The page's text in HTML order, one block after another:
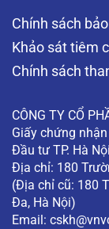
Chính sách
Khảo sát tiêm
Chính sách
CÔNG TY CỔ
Giấy chứng
Đầu tư TP. Hà
Địa chỉ: 180
(Địa chỉ cũ: 180
Đa, Hà Nội)
Email: